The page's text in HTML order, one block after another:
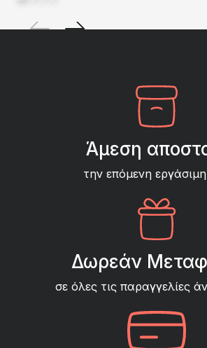
Άμεση
την επόμενη
Δωρεάν
σε όλες τις παραγγελίες